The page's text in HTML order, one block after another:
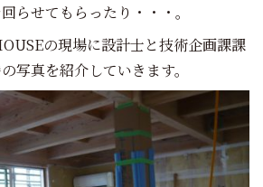
らせてもらったり・・・。
の現場に設計士と技術企画課課
写真を紹介していきます。